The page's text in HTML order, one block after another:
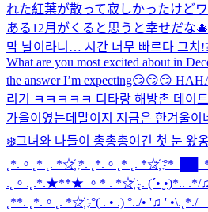
れた紅葉が散って寂しかったけど
ある12月がくると思うと幸せだな
막 날이라니… 시간 너무 빠르다 그치
What are you most excited about in
the answer I’m expecting😏😏😏
리기 ㅋㅋㅋㅋㅋ 디타랑 해방촌 데이
가을이였는데말이지 지금은 한겨울
❄️그녀와 나들이 총총총여긴 첫 눈 왔
˛*.。˛* ˛. *☆҉ *. ˛*.。˛* ˛. *☆҉
.˛。.˛.*.★**★ 。* . *☆҉ ˛. (´• ̮•)*.. .*/
˛**. ˛*.。˛. *☆҉ .°( . • .) °../• '♫ ' •\.˛*./